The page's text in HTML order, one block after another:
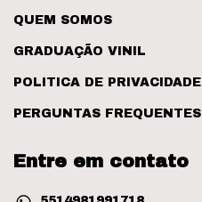
QUEM SOMOS
GRADUAÇÃO VINIL
POLITICA DE PRIVACIDADE
PERGUNTAS FREQUENTES
Entre em contato